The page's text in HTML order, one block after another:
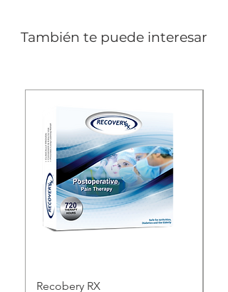
También te puede interesar
Recobery RX